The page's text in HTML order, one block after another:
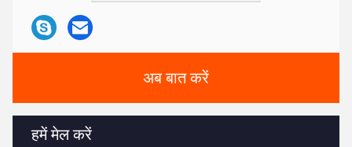
अब बात करें
हमें मेल करें